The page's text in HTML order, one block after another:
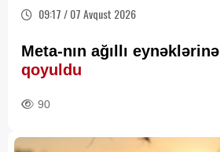
09:17 / 07 Avqust 2026
Meta-nın ağıllı eynəklərinə
qoyuldu
90